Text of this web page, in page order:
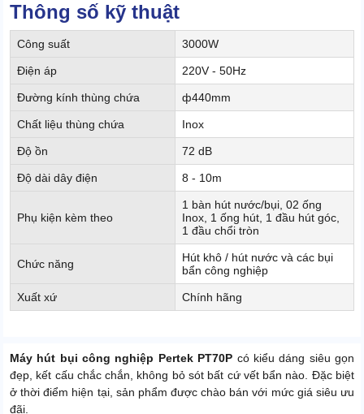
Thông số kỹ thuật
Công suất 3000W
Điện áp 220V - 50Hz
Đường kính thùng chứa ф440mm
Chất liệu thùng chứa Inox
Độ ồn 72 dB
Độ dài dây điện 8 - 10m
Phụ kiện kèm theo
1 bàn hút nước/bụi, 02 ống
Inox, 1 ống hút, 1 đầu hút góc,
1 đầu chổi tròn
Chức năng
Hút khô / hút nước và các bụi
bẩn công nghiệp
Xuất xứ Chính hãng
Máy hút bụi công nghiệp Pertek PT70P có kiểu dáng siêu gọn
đẹp, kết cấu chắc chắn, không bỏ sót bất cứ vết bẩn nào. Đặc biệt
ở thời điểm hiện tại, sản phẩm được chào bán với mức giá siêu ưu
đãi.